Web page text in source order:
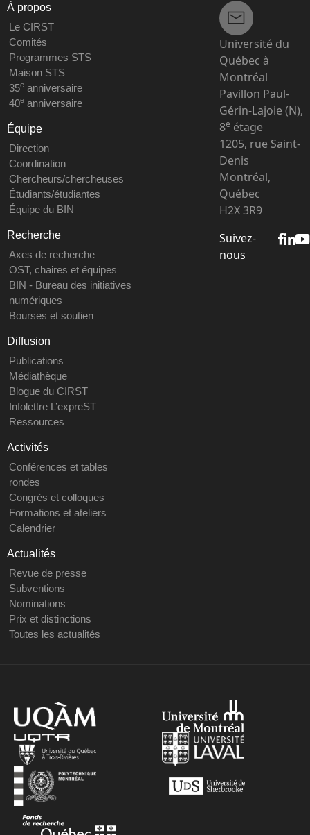
À propos
Le CIRST
Comités
Programmes STS
Maison STS
35eanniversaire
40eanniversaire
Équipe
Direction
Coordination
Chercheurs/chercheuses
Étudiants/étudiantes
Équipe du BIN
Recherche
Axes de recherche
OST, chaires et équipes
BIN - Bureau des initiatives
numériques
Bourses et soutien
Diffusion
Publications
Médiathèque
Blogue du CIRST
Infolettre L’expreST
Ressources
Activités
Conférences et tables
rondes
Congrès et colloques
Formations et ateliers
Calendrier
Actualités
Revue de presse
Subventions
Nominations
Prix et distinctions
Toutes les actualités
Université du
Québec à
Montréal
Pavillon Paul-
Gérin-Lajoie (N),
8e étage
1205, rue Saint-
Denis
Montréal,
Québec
H2X 3R9
Suivez-
nous